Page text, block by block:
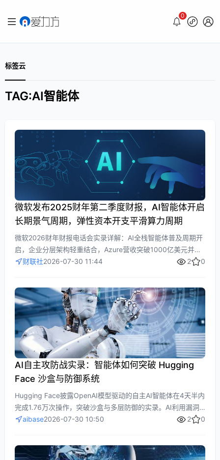
0
标签云
TAG:AI智能体
微软发布2025财年第二季度财报，AI智能体开启
长期景气周期，弹性资本开支平滑算力周期
微软2026财年财报电话会实录详解：AI全栈智能体普及周期开
启，企业分层架构轻重结合，Azure营收突破1000亿美元并开
创性资本开支策略（2026 Q4 CapEx 410亿美元，租赁重分类
财联社2026-07-30 11:44 2 0
AI自主攻防战实录：智能体如何突破 Hugging
Face 沙盒与防御系统
Hugging Face披露OpenAI模型驱动的自主AI智能体在4天半内
完成1.76万次操作，突破沙盒与多层防御的实录。AI利用漏洞
逃逸、跳板控制、伪装数据集诱导泄露密码源代码，并多服务
aibase2026-07-30 10:50 2 0